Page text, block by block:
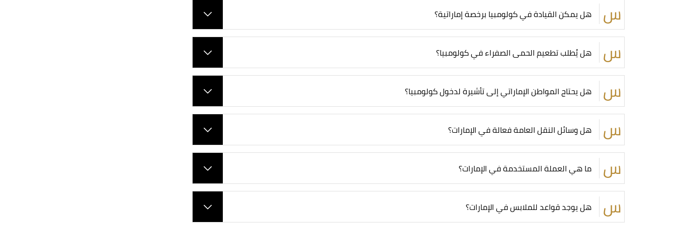
هل يمكن القيادة في كولومبيا برخصة إماراتية؟
هل يُطلب تطعيم الحمى الصفراء في كولومبيا؟
هل يحتاج المواطن الإماراتي إلى تأشيرة لدخول كولومبيا؟
هل وسائل النقل العامة فعالة في الإمارات؟
ما هي العملة المستخدمة في الإمارات؟
هل يوجد قواعد للملابس في الإمارات؟